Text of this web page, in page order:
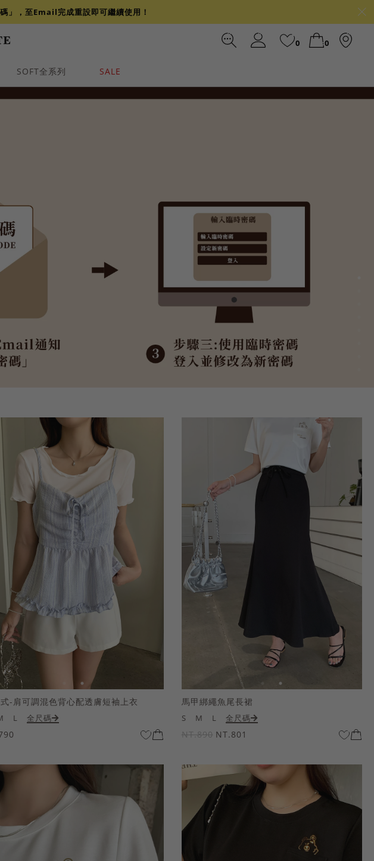
」，至Email完成重設即可繼續使用！
0 0
SOFT全系列 SALE
-肩可調混色背心配透膚短袖上衣
L 全尺碼
馬甲綁繩魚尾長裙
S M L 全尺碼
NT.890 NT.801